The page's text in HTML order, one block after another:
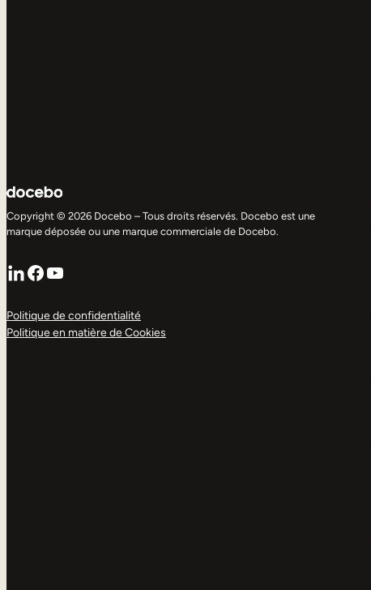
Copyright © 2026 Docebo – Tous droits réservés. Docebo est une
marque déposée ou une marque commerciale de Docebo.
LinkedIn
Facebook
YouTube
Politique de confidentialité
Politique en matière de Cookies